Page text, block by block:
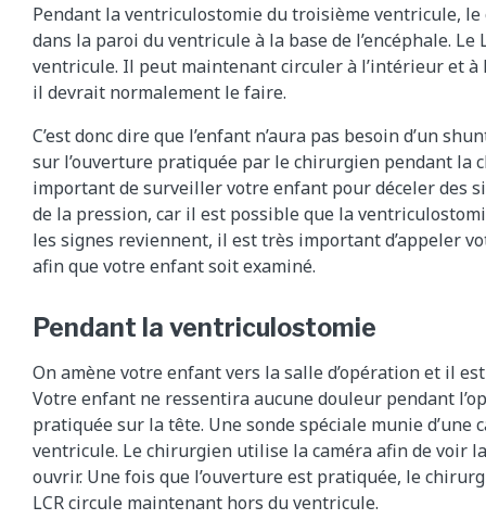
Pendant la ventriculostomie du troisième ventricule,
dans la paroi du ventricule à la base de l’encéphale.
ventricule. Il peut maintenant circuler à l’intérieur et à
il devrait normalement le faire.
C’est donc dire que l’enfant n’aura pas besoin d’un
sur l’ouverture pratiquée par le chirurgien pendant la
important de surveiller votre enfant pour déceler des
de la pression, car il est possible que la
les signes reviennent, il est très important d’appeler
afin que votre enfant soit examiné.
Pendant la ventriculostomie
On amène votre enfant vers la salle d’opération et il
Votre enfant ne ressentira aucune douleur pendant
pratiquée sur la tête. Une sonde spéciale munie d’une
ventricule. Le chirurgien utilise la caméra afin de voir
ouvrir. Une fois que l’ouverture est pratiquée, le
LCR circule maintenant hors du ventricule.